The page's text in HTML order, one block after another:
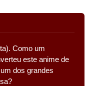
Como um
este anime de
dos grandes